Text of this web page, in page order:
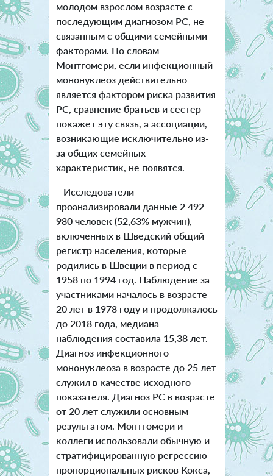
молодом взрослом возрасте с
последующим диагнозом РС, не
связанным с общими семейными
факторами. По словам
Монтгомери, если инфекционный
мононуклеоз действительно
является фактором риска развития
РС, сравнение братьев и сестер
покажет эту связь, а ассоциации,
возникающие исключительно из-
за общих семейных
характеристик, не появятся.
Исследователи
проанализировали данные 2 492
980 человек (52,63% мужчин),
включенных в Шведский общий
регистр населения, которые
родились в Швеции в период с
1958 по 1994 год. Наблюдение за
участниками началось в возрасте
20 лет в 1978 году и продолжалось
до 2018 года, медиана
наблюдения составила 15,38 лет.
Диагноз инфекционного
мононуклеоза в возрасте до 25 лет
служил в качестве исходного
показателя. Диагноз РС в возрасте
от 20 лет служили основным
результатом. Монтгомери и
коллеги использовали обычную и
стратифицированную регрессию
пропорциональных рисков Кокса,